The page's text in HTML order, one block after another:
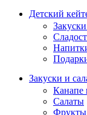
Детский
Закуски и
Канапе
Салаты